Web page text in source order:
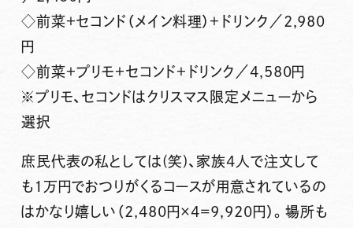
◇前菜＋セコンド（メイン料理）＋ドリンク／2,980
円
◇前菜＋プリモ＋セコンド＋ドリンク／4,580円
※プリモ、セコンドはクリスマス限定メニューから
選択
庶民代表の私としては(笑)、家族4人で注文して
も1万円でおつりがくるコースが用意されているの
はかなり嬉しい（2,480円×4=9,920円）。場所も